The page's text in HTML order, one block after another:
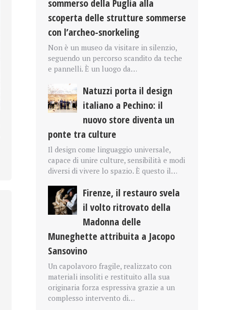
sommerso della Puglia alla
scoperta delle strutture sommerse
con l’archeo-snorkeling
Non è un museo da visitare in silenzio,
seguendo un percorso scandito da teche
e pannelli. È un luogo da…
Natuzzi porta il design
italiano a Pechino: il
nuovo store diventa un
ponte tra culture
Il design come linguaggio universale,
capace di unire culture, sensibilità e modi
diversi di vivere lo spazio. È questo il…
Firenze, il restauro svela
il volto ritrovato della
Madonna delle
Muneghette attribuita a Jacopo
Sansovino
Un capolavoro fragile, realizzato con
materiali insoliti e restituito alla sua
originaria forza espressiva grazie a un
complesso intervento di…